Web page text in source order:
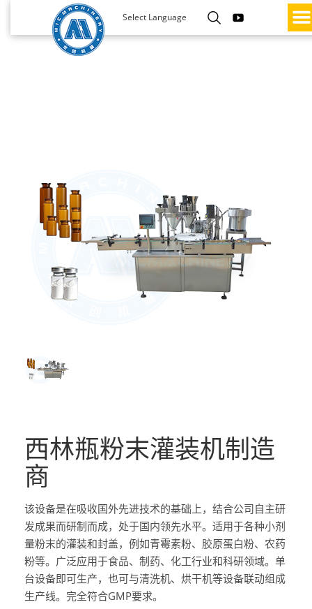
Select Language
西林瓶粉末灌装机制造
商
该设备是在吸收国外先进技术的基础上，结合公司自主研
发成果而研制而成，处于国内领先水平。适用于各种小剂
量粉末的灌装和封盖，例如青霉素粉、胶原蛋白粉、农药
粉等。广泛应用于食品、制药、化工行业和科研领域。单
台设备即可生产，也可与清洗机、烘干机等设备联动组成
生产线。完全符合GMP要求。